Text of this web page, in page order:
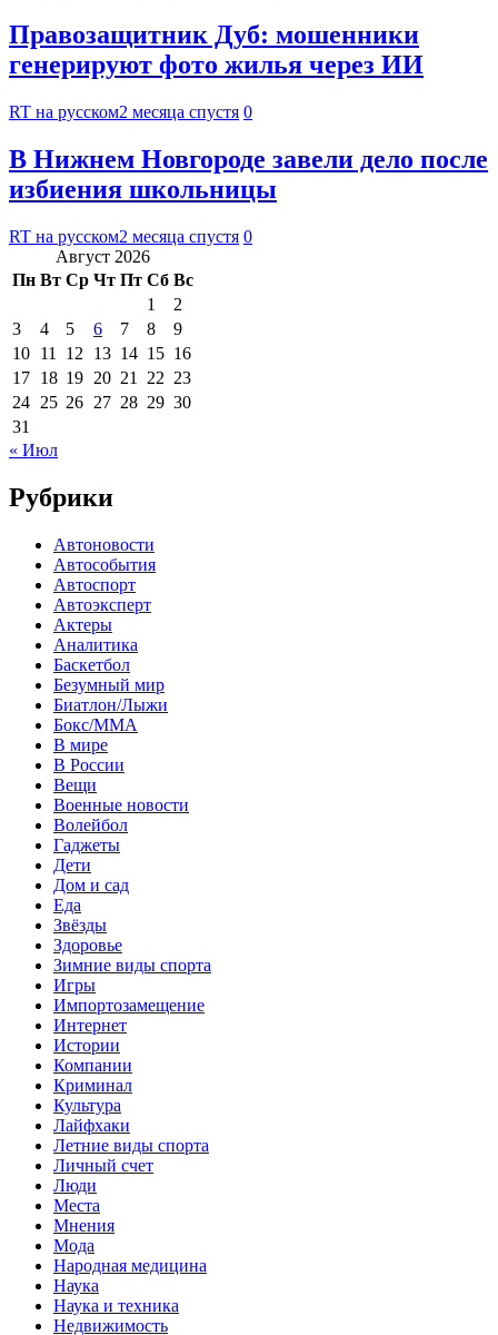
Правозащитник Дуб: мошенники
генерируют фото жилья через ИИ
RT на русском2 месяца спустя 0
В Нижнем Новгороде завели дело после
избиения школьницы
RT на русском2 месяца спустя 0
Август 2026
Пн Вт Ср Чт Пт Сб Вс
1
2
3
4 5 6 7 8
9
10 11 12 13 14 15 16
17 18 19 20 21 22 23
24 25 26 27 28 29 30
31
« Июл
Рубрики
Автоновости
Автособытия
Автоспорт
Автоэксперт
Актеры
Аналитика
Баскетбол
Безумный мир
Биатлон/Лыжи
Бокс/MMA
В мире
В России
Вещи
Военные новости
Волейбол
Гаджеты
Дети
Дом и сад
Еда
Звёзды
Здоровье
Зимние виды спорта
Игры
Импортозамещение
Интернет
Истории
Компании
Криминал
Культура
Лайфхаки
Летние виды спорта
Личный счет
Люди
Места
Мнения
Мода
Народная медицина
Наука
Наука и техника
Недвижимость